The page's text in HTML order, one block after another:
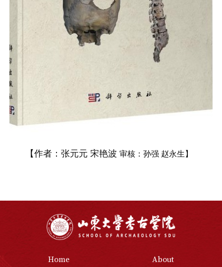
【作者：张元元 宋艳波 审核：孙强 赵永生】
Home About